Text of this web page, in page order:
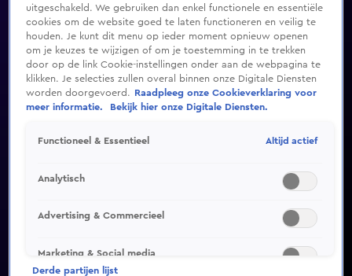
Video helaas niet gevonden
uitgeschakeld. We gebruiken dan enkel functionele en essentiële
cookies om de website goed te laten functioneren en veilig te
houden. Je kunt dit menu op ieder moment opnieuw openen
om je keuzes te wijzigen of om je toestemming in te trekken
door op de link Cookie-instellingen onder aan de webpagina te
klikken. Je selecties zullen overal binnen onze Digitale Diensten
worden doorgevoerd.
Raadpleeg onze Cookieverklaring voor
meer informatie.
Bekijk hier onze Digitale Diensten.
Functioneel & Essentieel Altijd actief
Analytisch
Advertising & Commercieel
Marketing & Social media
Derde partijen lijst